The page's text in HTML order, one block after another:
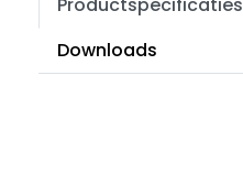
Downloads